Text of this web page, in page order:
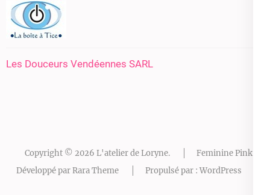
Les Douceurs Vendéennes SARL
Copyright © 2026 L'atelier de Loryne.
Feminine Pink |
Développé parRara Theme Propulsé par : WordPress